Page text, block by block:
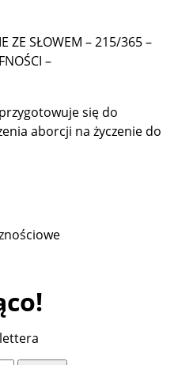
ZE SŁOWEM – 215/365 –
–
się do
aborcji na życzenie do